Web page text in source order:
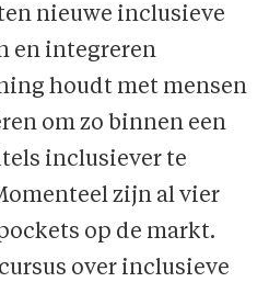
nieuwe inclusieve
en integreren
houdt met mensen
om zo binnen een
inclusiever te
zijn al vier
op de markt.
over inclusieve